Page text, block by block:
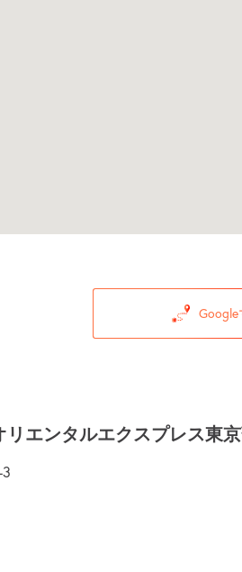
リエンタルエクスプレス東